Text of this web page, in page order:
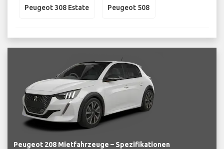
Peugeot 308 Estate Peugeot 508
Peugeot 208 Mietfahrzeuge – Spezifikationen